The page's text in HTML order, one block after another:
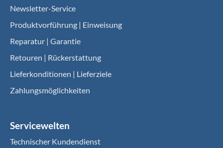
Newsletter-Service
Produktvorführung | Einweisung
Reparatur | Garantie
Retouren | Rückerstattung
Lieferkonditionen | Lieferziele
Zahlungsmöglichkeiten
Servicewelten
Technischer Kundendienst